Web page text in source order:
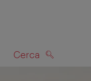
Cerca